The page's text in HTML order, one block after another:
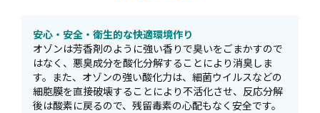
安心・安全・衛生的な快適環境作り
オゾンは芳香剤のように強い香りで臭いをごまかすので
はなく、悪臭成分を酸化分解することにより消臭しま
す。また、オゾンの強い酸化力は、細菌ウイルスなどの
細胞膜を直接破壊することにより不活化させ、反応分解
後は酸素に戻るので、残留毒素の心配もなく安全です。